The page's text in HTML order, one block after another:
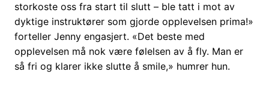
storkoste oss fra start til slutt – ble tatt i mot av
dyktige instruktører som gjorde opplevelsen prima!»
forteller Jenny engasjert. «Det beste med
opplevelsen må nok være følelsen av å fly. Man er
så fri og klarer ikke slutte å smile,» humrer hun.